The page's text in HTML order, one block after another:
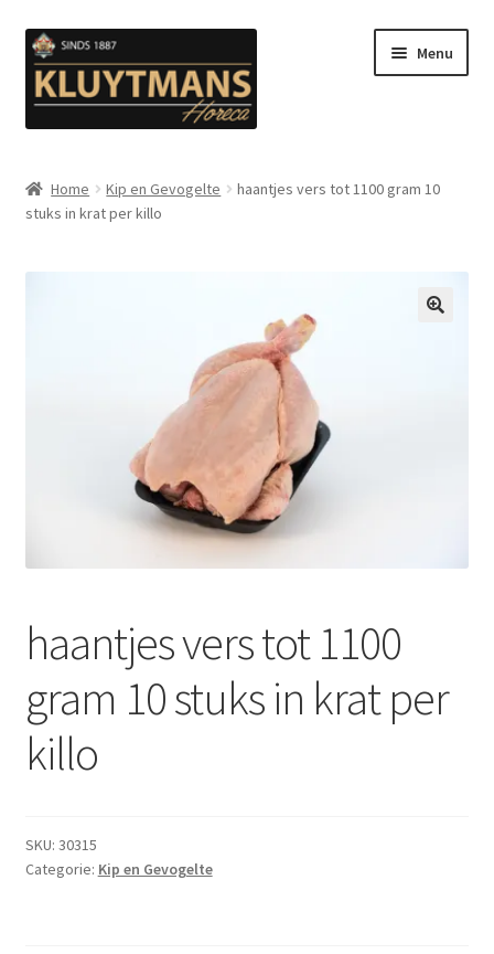
Ga
door
naar
navigatie
Ga
naar
de
inhoud
Menu
Kip en Gevogelte
Luuks Favoriet IJS & Deserts
Droge Kruidenierswaren
Frites
Non-food
Stoverijen
Home Kip en Gevogelte
haantjes vers tot 1100 gram 10
stuks in krat per killo
haantjes vers tot 1100
gram 10 stuks in krat per
killo
SKU: 30315
Categorie: Kip en Gevogelte